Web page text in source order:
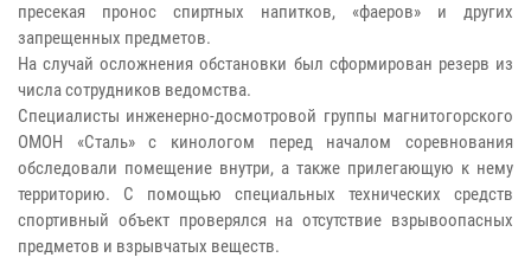
пресекая пронос спиртных напитков, «фаеров» и других
запрещенных предметов.
На случай осложнения обстановки был сформирован резерв из
числа сотрудников ведомства.
Специалисты инженерно-досмотровой группы магнитогорского
ОМОН «Сталь» с кинологом перед началом соревнования
обследовали помещение внутри, а также прилегающую к нему
территорию. С помощью специальных технических средств
спортивный объект проверялся на отсутствие взрывоопасных
предметов и взрывчатых веществ.